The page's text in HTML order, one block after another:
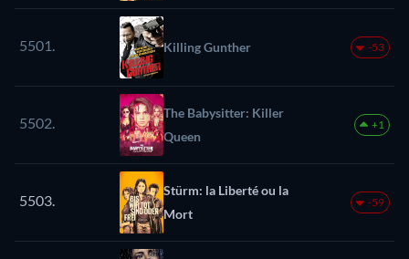
5501. Killing Gunther -53
5502.
The Babysitter: Killer
Queen
+1
5503.
Stürm: la Liberté ou la
Mort
-59